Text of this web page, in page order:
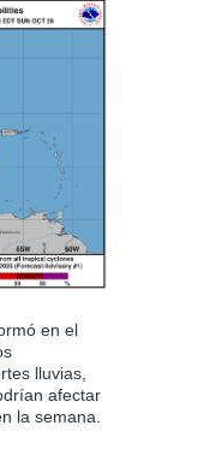
en el
lluvias,
afectar
la semana.